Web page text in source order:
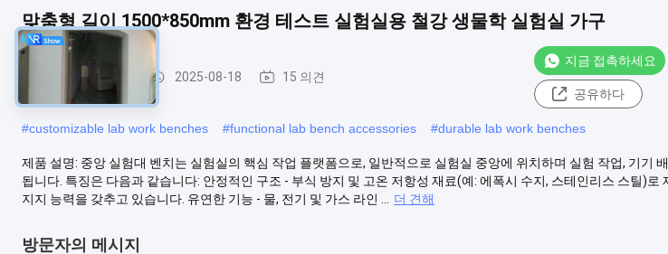
맞춤형 길이 1500*850mm 환경 테스트 실험실용 철강 생물학 실험실 가구
실험실 작업 벤치 2025-08-18 15 의견
지금 접촉하세요
공유하다
#customizable lab work benches #functional lab bench accessories #durable lab work benches
제품 설명: 중앙 실험대 벤치는 실험실의 핵심 작업 플랫폼으로, 일반적으로 실험실 중앙에 위치하며 실험 작업, 기기
됩니다. 특징은 다음과 같습니다: 안정적인 구조 - 부식 방지 및 고온 저항성 재료(예: 에폭시 수지, 스테인리스 스틸)로
지지 능력을 갖추고 있습니다. 유연한 기능 - 물, 전기 및 가스 라인 ...
더 견해
방문자의 메시지